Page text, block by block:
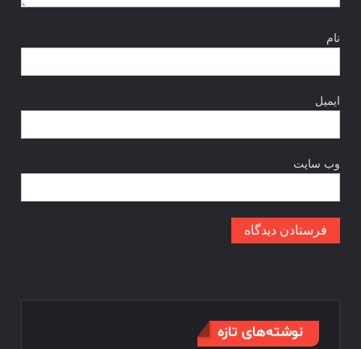
نام
ایمیل
وب‌ سایت
نوشته‌های تازه